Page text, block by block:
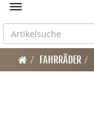
Toggle navigation
FAHRRÄDER